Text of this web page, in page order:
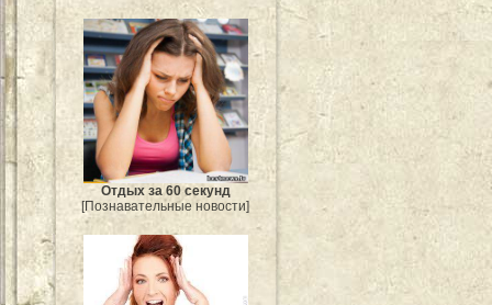
Отдых за 60 секунд
[Познавательные новости]